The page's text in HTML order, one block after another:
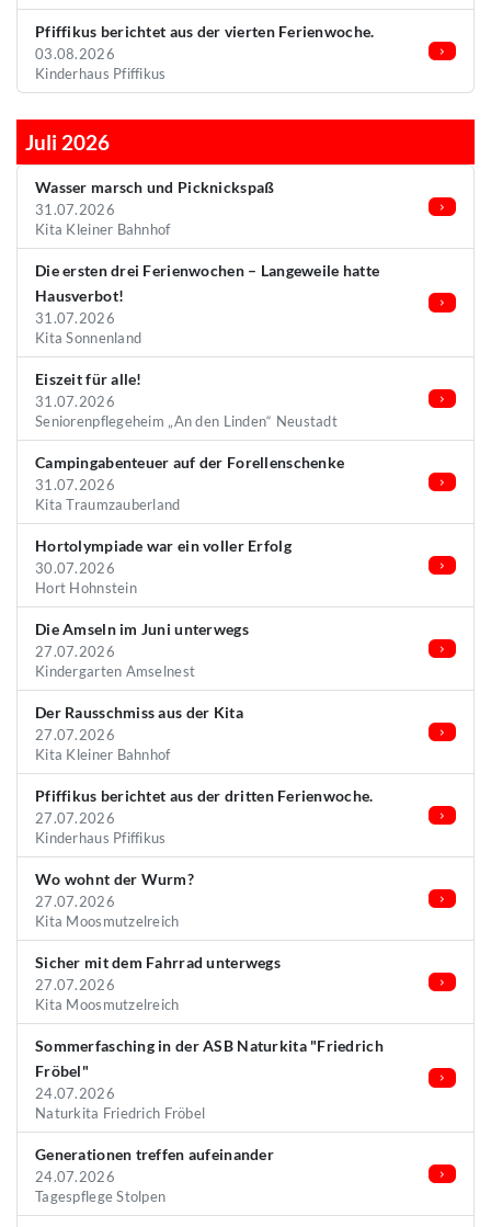
Pfiffikus berichtet aus der vierten Ferienwoche.
03.08.2026
Kinderhaus Pfiffikus
Juli 2026
Wasser marsch und Picknickspaß
31.07.2026
Kita Kleiner Bahnhof
Die ersten drei Ferienwochen – Langeweile hatte
Hausverbot!
31.07.2026
Kita Sonnenland
Eiszeit für alle!
31.07.2026
Seniorenpflegeheim „An den Linden“ Neustadt
Campingabenteuer auf der Forellenschenke
31.07.2026
Kita Traumzauberland
Hortolympiade war ein voller Erfolg
30.07.2026
Hort Hohnstein
Die Amseln im Juni unterwegs
27.07.2026
Kindergarten Amselnest
Der Rausschmiss aus der Kita
27.07.2026
Kita Kleiner Bahnhof
Pfiffikus berichtet aus der dritten Ferienwoche.
27.07.2026
Kinderhaus Pfiffikus
Wo wohnt der Wurm?
27.07.2026
Kita Moosmutzelreich
Sicher mit dem Fahrrad unterwegs
27.07.2026
Kita Moosmutzelreich
Sommerfasching in der ASB Naturkita "Friedrich
Fröbel"
24.07.2026
Naturkita Friedrich Fröbel
Generationen treffen aufeinander
24.07.2026
Tagespflege Stolpen